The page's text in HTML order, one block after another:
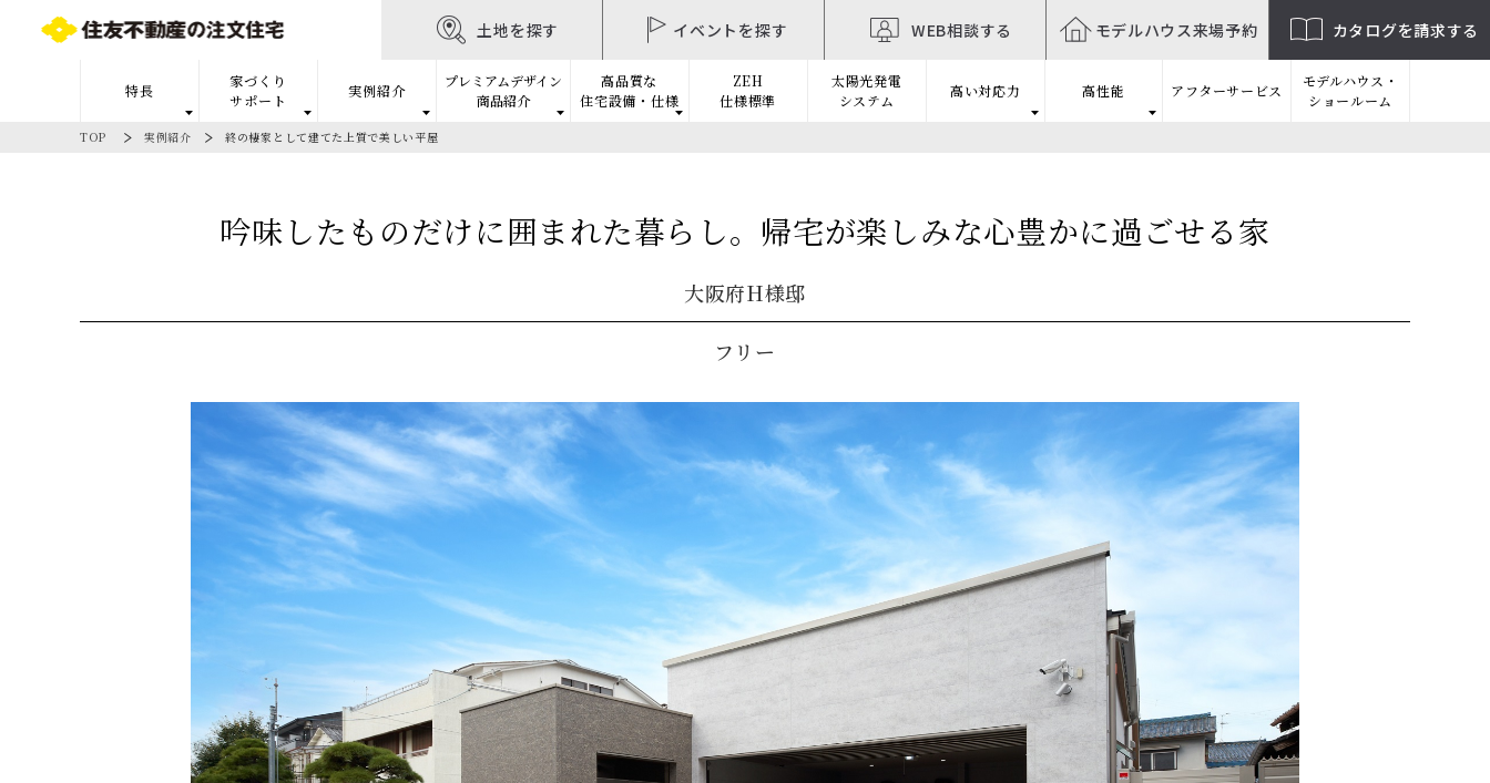
土地を探す イベントを探す WEB相談する モデルハウス来場予約 カタログを請求する
特長
家づくり
サポート
実例紹介
プレミアムデザイン
商品紹介
高品質な
住宅設備・仕様
ZEH
仕様標準
太陽光発電
システム
高い対応力 高性能 アフターサービス
モデルハウス・
ショールーム
TOP 実例紹介 終の棲家として建てた上質で美しい平屋
吟味したものだけに囲まれた暮らし。帰宅が楽しみな心豊かに過ごせる家
大阪府H様邸
フリー